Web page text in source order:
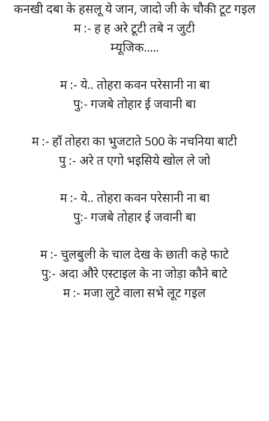
कनखी दबा के हसलू ये जान, जादो जी के चौकी टूट गइल
म :- ह ह अरे टूटी तबे न जुटी
म्यूजिक…..
म :- ये.. तोहरा कवन परेसानी ना बा
पु:- गजबे तोहार ई जवानी बा
म :- हाँ तोहरा का भुजटाते 500 के नचनिया बाटी
पु :- अरे त एगो भइसिये खोल ले जो
म :- ये.. तोहरा कवन परेसानी ना बा
पु:- गजबे तोहार ई जवानी बा
म :- चुलबुली के चाल देख के छाती कहे फाटे
पु:- अदा औरे एस्टाइल के ना जोड़ा कौने बाटे
म :- मजा लुटे वाला सभे लूट गइल